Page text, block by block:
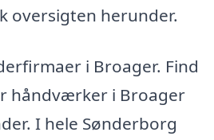
oversigten herunder.
i Broager. Find
håndværker i Broager
I hele Sønderborg